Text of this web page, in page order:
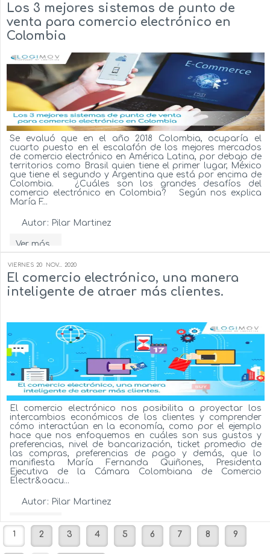
Los 3 mejores sistemas de punto de
venta para comercio electrónico en
Colombia
Se evaluó que en el año 2018 Colombia, ocuparía el
cuarto puesto en el escalafón de los mejores mercados
de comercio electrónico en América Latina, por debajo de
territorios como Brasil quien tiene el primer lugar, México
que tiene el segundo y Argentina que está por encima de
Colombia. ¿Cuáles son los grandes desafíos del
comercio electrónico en Colombia? Según nos explica
María F...
Autor: Pilar Martinez
Ver más...
VIERNES 20 NOV... 2020
El comercio electrónico, una manera
inteligente de atraer más clientes.
El comercio electrónico nos posibilita a proyectar los
intercambios económicos de los clientes y comprender
cómo interactúan en la economía, como por el ejemplo
hace que nos enfoquemos en cuáles son sus gustos y
preferencias, nivel de bancarización, ticket promedio de
las compras, preferencias de pago y demás, que lo
manifiesta María Fernanda Quiñones, Presidenta
Ejecutiva de la Cámara Colombiana de Comercio
Electr&oacu...
Autor: Pilar Martinez
1 2 3 4 5 6 7 8 9